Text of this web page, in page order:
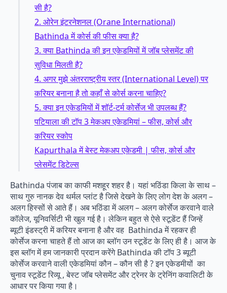
सी है?
2. ओरेन इंटरनेशनल (Orane International)
Bathinda में कोर्स की फीस क्या है?
3. क्या Bathinda की इन एकेडमियों में जॉब प्लेसमेंट की
सुविधा मिलती है?
4. अगर मुझे अंतरराष्ट्रीय स्तर (International Level) पर
करियर बनाना है तो कहाँ से कोर्स करना चाहिए?
5. क्या इन एकेडमियों में शॉर्ट-टर्म कोर्सेज भी उपलब्ध हैं?
पटियाला की टॉप 3 मेकअप एकेडमियां – फीस, कोर्स और
करियर स्कोप
Kapurthala में बेस्ट मेकअप एकेडमी | फीस, कोर्स और
प्लेसमेंट डिटेल्स
Bathinda पंजाब का काफी मशहूर शहर है। यहां भठिंडा किला के साथ –
साथ गुरु नानक देव थर्मल प्लांट है जिसे देखने के लिए लोग देश के अलग –
अलग हिस्सों से आते हैं। अब भठिंडा में अलग – अलग कोर्सेज करवाने वाले
कॉलेज, यूनिवर्सिटी भी खुल गई है। लेकिन बहुत से ऐसे स्टूडेंट हैं जिन्हें
ब्यूटी इंडस्ट्री में करियर बनाना है और वह Bathinda में रहकर ही
कोर्सेज करना चाहते हैं तो आज का ब्लॉग उन स्टूडेंट के लिए ही है। आज के
इस ब्लॉग में हम जानकारी प्रदान करेंगे Bathinda की टॉप 3 ब्यूटी
कोर्सेज करवाने वाली एकेडमियां कौन – कौन सी है ? इन एकेडमीयों का
चुनाव स्टूडेंट रिव्यू , बेस्ट जॉब प्लेसमेंट और ट्रेनर के ट्रेनिंग कवालिटी के
आधार पर किया गया है।